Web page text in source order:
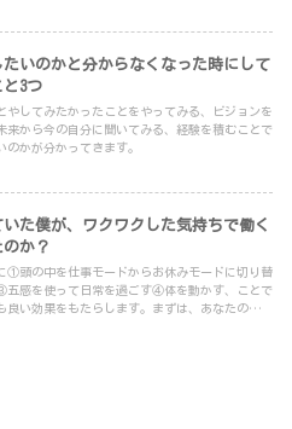
いのかと分からなくなった時にして
と3つ
やしてみたかったことをやってみる、ビジョンを
来から今の自分に聞いてみる、経験を積むことで
のかが分かってきます。
た僕が、ワクワクした気持ちで働く
か？
①頭の中を仕事モードからお休みモードに切り替
感を使って日常を過ごす④体を動かす、ことで
良い効果をもたらします。まずは、あなたのでき